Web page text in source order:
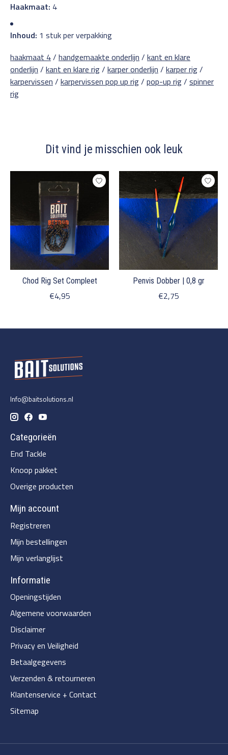
Haakmaat: 4
Inhoud: 1 stuk per verpakking
haakmaat 4/ handgemaakte onderlijn / kant en klare
onderlijn / kant en klare rig/ karper onderlijn / karper rig/
karpervissen / karpervissen pop up rig/ pop-up rig/ spinner
rig
Dit vind je misschien ook leuk
Items van productcarrousel
Chod Rig Set Compleet
€4,95
Penvis Dobber | 0,8 gr
€2,75
Info@baitsolutions.nl
Categorieën
End Tackle
Knoop pakket
Overige producten
Mijn account
Registreren
Mijn bestellingen
Mijn verlanglijst
Informatie
Openingstijden
Algemene voorwaarden
Disclaimer
Privacy en Veiligheid
Betaalgegevens
Verzenden & retourneren
Klantenservice + Contact
Sitemap